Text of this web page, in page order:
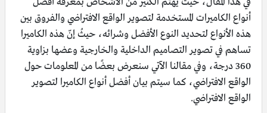
أنواع الكاميرات المستخدمة لتصوير الواقع الافتراضي والفروق بين
هذه الأنواع لتحديد النوع الأفضل وشرائه، حيثُ إنّ هذه الكاميرا
تساهم في تصوير التصاميم الداخلية والخارجية وعضها بزاوية
360 درجة، وفي مقالنا الآتي سنعرض بعضًا من المعلومات حول
الواقع الافتراضي، كما سيتم بيان أفضل أنواع الكاميرا لتصوير
الواقع الافتراضي.